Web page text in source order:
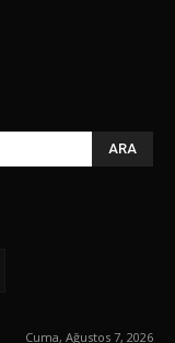
ARA
Cuma, Ağustos 7, 2026